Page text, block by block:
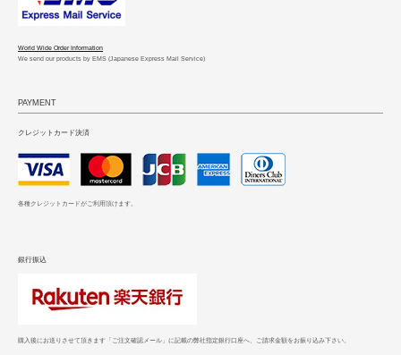
World Wide Order Information
We send our products by EMS (Japanese Express Mail Service)
PAYMENT
クレジットカード決済
各種クレジットカードがご利用頂けます。
銀行振込
購入後にお送りさせて頂きます「ご注文確認メール」に記載の弊社指定銀行口座へ、ご請求金額をお振り込み下さい。